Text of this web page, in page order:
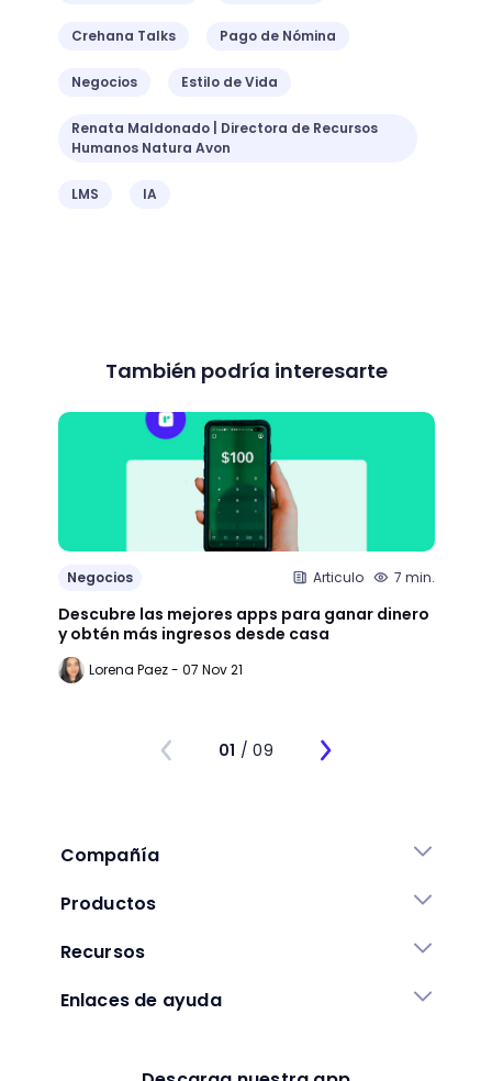
Crehana Talks Pago de Nómina
Negocios Estilo de Vida
Renata Maldonado | Directora de Recursos
Humanos Natura Avon
LMS IA
También podría interesarte
Negocios Articulo 7 min.
Descubre las mejores apps para ganar dinero
y obtén más ingresos desde casa
Lorena Paez - 07 Nov 21
01 / 09
Compañía
Productos
Recursos
Enlaces de ayuda